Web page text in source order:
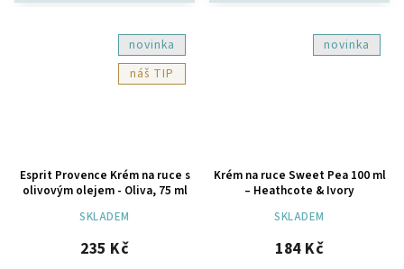
novinka
TIP
Esprit Provence Krém na ruce s
olivovým olejem - Oliva, 75 ml
SKLADEM
235 Kč
novinka
Krém na ruce Sweet Pea 100 ml
– Heathcote & Ivory
SKLADEM
184 Kč